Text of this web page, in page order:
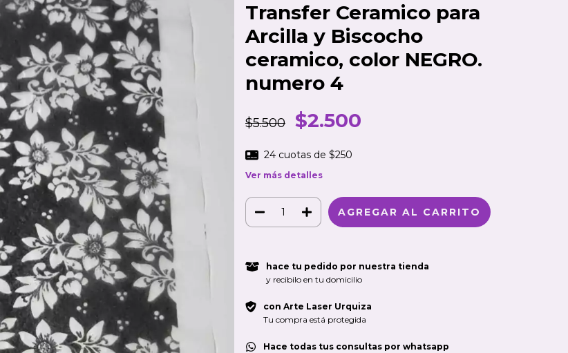
Transfer Ceramico para
Arcilla y Biscocho
ceramico, color NEGRO.
numero 4
$5.500 $2.500
24 cuotas de $250
Ver más detalles
hace tu pedido por nuestra tienda
y recibilo en tu domicilio
con Arte Laser Urquiza
Tu compra está protegida
Hace todas tus consultas por whatsapp